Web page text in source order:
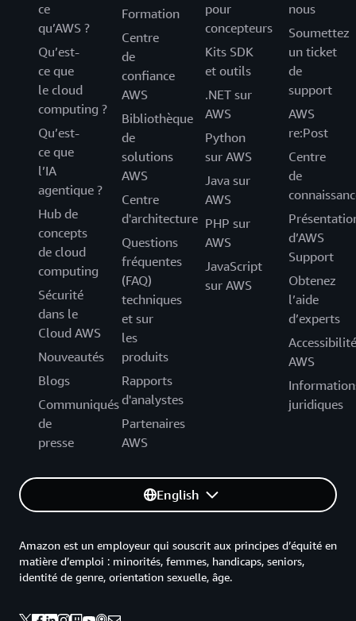
ce
qu’AWS ?
Qu’est-
ce que
le cloud
computing ?
Qu’est-
ce que
l’IA
agentique ?
Hub de
concepts
de cloud
computing
Sécurité
dans le
Cloud AWS
Nouveautés
Blogs
Communiqués
de
presse
Formation
Centre
de
confiance
AWS
Bibliothèque
de
solutions
AWS
Centre
d'architecture
Questions
fréquentes
(FAQ)
techniques
et sur
les
produits
Rapports
d'analystes
Partenaires
AWS
pour
concepteurs
Kits SDK
et outils
.NET sur
AWS
Python
sur AWS
Java sur
AWS
PHP sur
AWS
JavaScript
sur AWS
nous
Soumettez
un ticket
de
support
AWS
re:Post
Centre
de
d’AWS
Support
Obtenez
l’aide
d’experts
Accessibilité
AWS
juridiques
English
Amazon est un employeur qui souscrit aux principes d’équité en
matière d’emploi : minorités, femmes, handicaps, seniors,
identité de genre, orientation sexuelle, âge.